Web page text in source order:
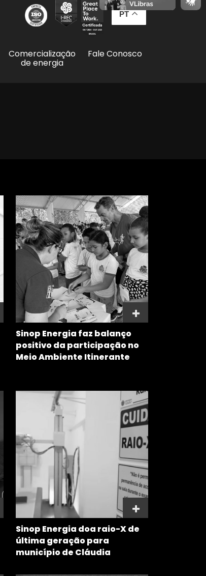
PT
Comercialização
de energia
Fale Conosco
Sinop Energia faz balanço
positivo da participação no
Meio Ambiente Itinerante
Sinop Energia doa raio-X de
última geração para
município de Cláudia